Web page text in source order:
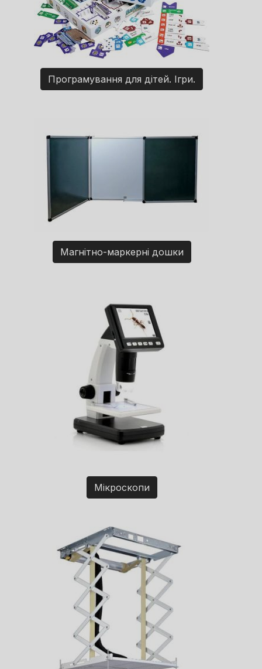
Програмування для дітей. Ігри.
Магнітно-маркерні дошки
Мікроскопи